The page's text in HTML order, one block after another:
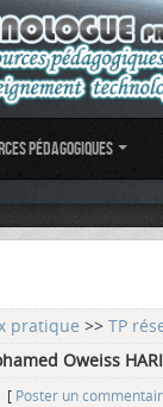
pédagogiques
pratique >> TP
Oweiss
[ Poster un